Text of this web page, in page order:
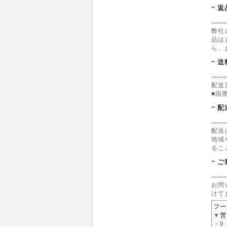
返
弊社
品は
ら、
送
配送
■国
配
配送
地域
るこ
ご
お問
けて
フ
▼営
・